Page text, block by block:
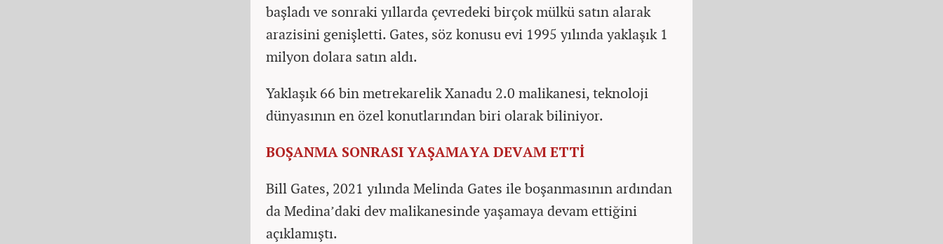
başladı ve sonraki yıllarda çevredeki birçok mülkü satın alarak
arazisini genişletti. Gates, söz konusu evi 1995 yılında yaklaşık 1
milyon dolara satın aldı.
Yaklaşık 66 bin metrekarelik Xanadu 2.0 malikanesi, teknoloji
dünyasının en özel konutlarından biri olarak biliniyor.
BOŞANMA SONRASI YAŞAMAYA DEVAM ETTİ
Bill Gates, 2021 yılında Melinda Gates ile boşanmasının ardından
da Medina’daki dev malikanesinde yaşamaya devam ettiğini
açıklamıştı.